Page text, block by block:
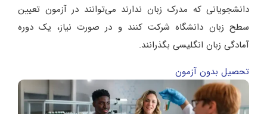
دانشجویانی که مدرک زبان ندارند می‌توانند در آزمون تعیین
سطح زبان دانشگاه شرکت کنند و در صورت نیاز، یک دوره
آمادگی زبان انگلیسی بگذرانند.
تحصیل بدون آزمون